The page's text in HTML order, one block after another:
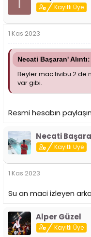
Kayıtlı Üye
1 Kas 2023
Necati Başaran' Alıntı:
Beyler mac tivibu 2 de
var gibi.
Resmi hesabın
Necati
Kayıtlı Üye
1 Kas 2023
Su an maci izleyen
Alper Güzel
Kayıtlı Üye